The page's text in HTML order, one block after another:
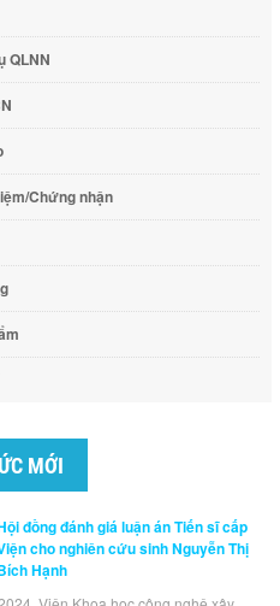
QLNN
Chứng nhận
MỚI
đồng đánh giá luận án Tiến sĩ cấp
cho nghiên cứu sinh Nguyễn Thị
Hạnh